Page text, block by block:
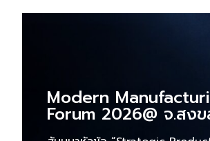
Modern
Forum 2026@ จ.สงข